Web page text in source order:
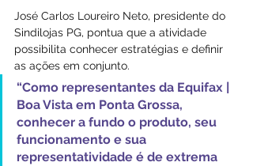
José Carlos Loureiro Neto, presidente do
Sindilojas PG, pontua que a atividade
possibilita conhecer estratégias e definir
as ações em conjunto.
“Como representantes da Equifax |
Boa Vista em Ponta Grossa,
conhecer a fundo o produto, seu
funcionamento e sua
representatividade é de extrema